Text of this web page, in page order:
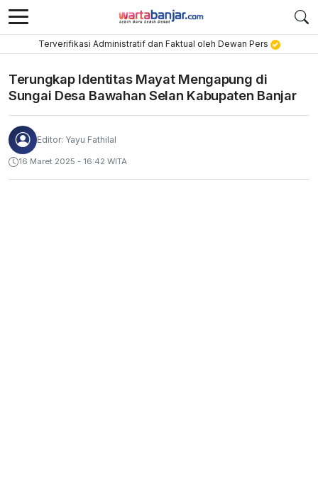
Terverifikasi Administratif dan Faktual oleh Dewan Pers
Terungkap Identitas Mayat Mengapung di
Sungai Desa Bawahan Selan Kabupaten Banjar
Editor: Yayu Fathilal
16 Maret 2025 - 16:42 WITA